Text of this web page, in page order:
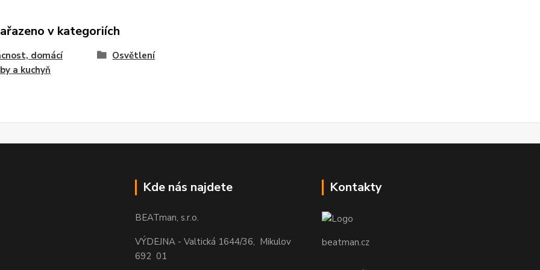
v kategoriích
domácí
a kuchyň
Osvětlení
Kde nás najdete
BEATman, s.r.o.
VÝDEJNA - Valtická 1644/36, Mikulov
692 01
Kontakty
beatman.cz